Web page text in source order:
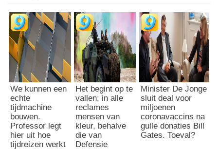
We kunnen een
echte
tijdmachine
bouwen.
Professor legt
hier uit hoe
tijdreizen werkt
Het begint op te
vallen: in alle
reclames
mensen van
kleur, behalve
die van
Defensie
Minister De Jonge
sluit deal voor
miljoenen
coronavaccins na
gulle donaties Bill
Gates. Toeval?